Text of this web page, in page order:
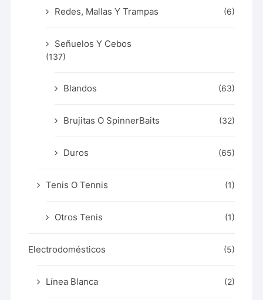
Redes, Mallas Y Trampas (6)
Señuelos Y Cebos
(137)
Blandos (63)
Brujitas O SpinnerBaits (32)
Duros (65)
Tenis O Tennis (1)
Otros Tenis (1)
Electrodomésticos (5)
Línea Blanca (2)